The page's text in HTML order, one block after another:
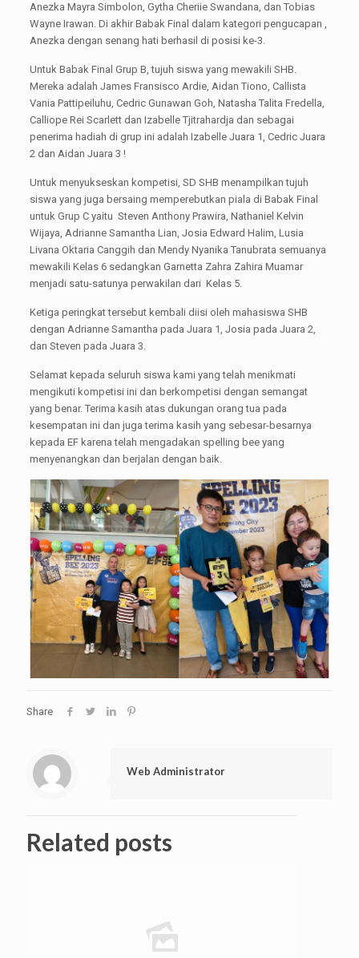
Anezka Mayra Simbolon, Gytha Cheriie Swandana, dan Tobias
Wayne Irawan. Di akhir Babak Final dalam kategori pengucapan ,
Anezka dengan senang hati berhasil di posisi ke-3.
Untuk Babak Final Grup B, tujuh siswa yang mewakili SHB.
Mereka adalah James Fransisco Ardie, Aidan Tiono, Callista
Vania Pattipeiluhu, Cedric Gunawan Goh, Natasha Talita Fredella,
Calliope Rei Scarlett dan Izabelle Tjitrahardja dan sebagai
penerima hadiah di grup ini adalah Izabelle Juara 1, Cedric Juara
2 dan Aidan Juara 3 !
Untuk menyukseskan kompetisi, SD SHB menampilkan tujuh
siswa yang juga bersaing memperebutkan piala di Babak Final
untuk Grup C yaitu Steven Anthony Prawira, Nathaniel Kelvin
Wijaya, Adrianne Samantha Lian, Josia Edward Halim, Lusia
Livana Oktaria Canggih dan Mendy Nyanika Tanubrata semuanya
mewakili Kelas 6 sedangkan Garnetta Zahra Zahira Muamar
menjadi satu-satunya perwakilan dari Kelas 5.
Ketiga peringkat tersebut kembali diisi oleh mahasiswa SHB
dengan Adrianne Samantha pada Juara 1, Josia pada Juara 2,
dan Steven pada Juara 3.
Selamat kepada seluruh siswa kami yang telah menikmati
mengikuti kompetisi ini dan berkompetisi dengan semangat
yang benar. Terima kasih atas dukungan orang tua pada
kesempatan ini dan juga terima kasih yang sebesar-besarnya
kepada EF karena telah mengadakan spelling bee yang
menyenangkan dan berjalan dengan baik.
Share
Web Administrator
Related posts